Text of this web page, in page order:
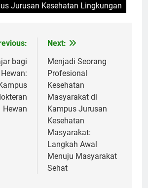
Jurusan Kesehatan Lingkungan
bagi
Hewan
Next:
Menjadi Seorang
Profesional
Kesehatan
Masyarakat di
Kampus Jurusan
Kesehatan
Masyarakat:
Langkah Awal
Menuju Masyarakat
Sehat